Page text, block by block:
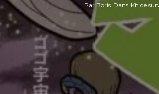
Par Boris Dans Kit de